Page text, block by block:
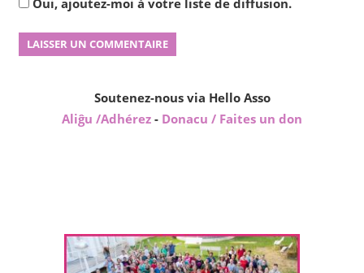
Oui, ajoutez-moi à votre liste de diffusion.
Soutenez-nous via Hello Asso
Aliĝu /Adhérez - Donacu / Faites un don